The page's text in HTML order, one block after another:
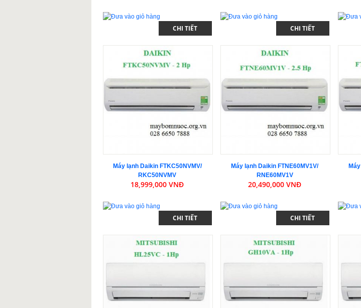
CHI TIẾT CHI TIẾT
Máy lạnh Daikin FTKC50NVMV/
RKC50NVMV
18,999,000 VNĐ
CHI TIẾT
Máy lạnh Daikin FTNE60MV1V/
RNE60MV1V
20,490,000 VNĐ
CHI TIẾT